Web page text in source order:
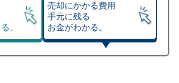
。
売却にかかる費用
手元に残る
お金がわかる。
シミュレーション
売却シミュレーター